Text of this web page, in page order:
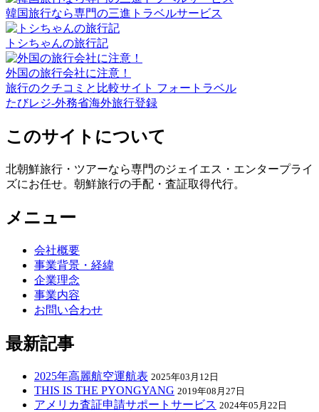
韓国旅行なら専門の三進トラベルサービス
トシちゃんの旅行記
外国の旅行会社に注意！
旅行のクチコミと比較サイト フォートラベル
たびレジ-外務省海外旅行登録
このサイトについて
北朝鮮旅行・ツアーなら専門のジェイエス・エンタープライ
ズにお任せ。朝鮮旅行の手配・査証取得代行。
メニュー
会社概要
事業背景・経緯
企業理念
事業内容
お問い合わせ
最新記事
2025年高麗航空運航表 2025年03月12日
THIS IS THE PYONGYANG 2019年08月27日
アメリカ査証申請サポートサービス 2024年05月22日